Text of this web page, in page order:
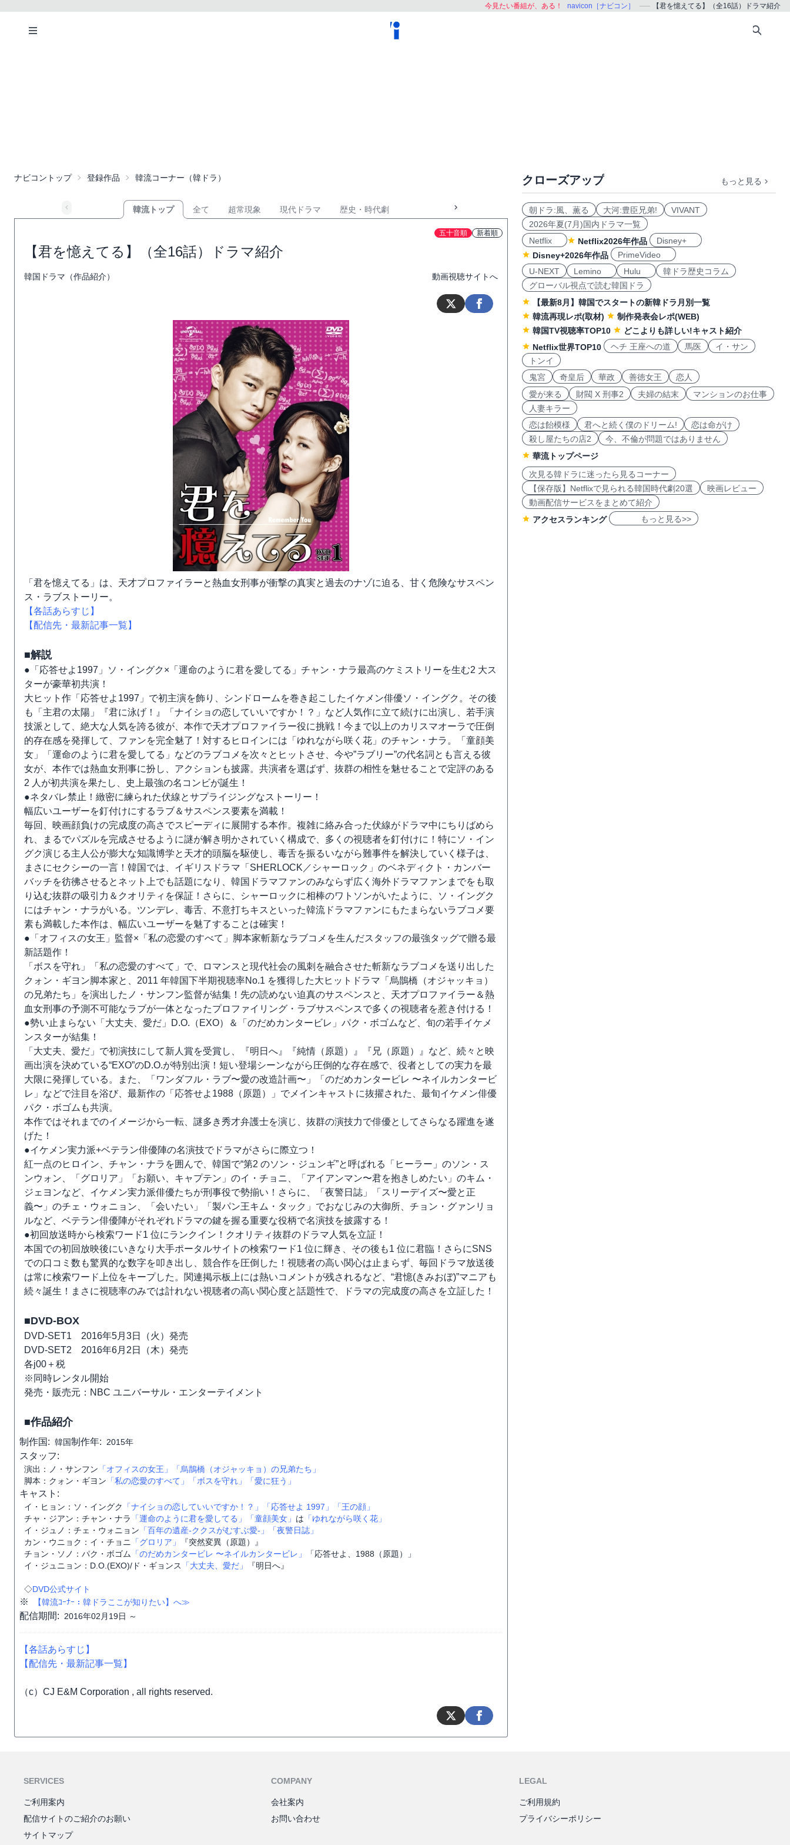
今見たい番組が、ある！ navicon［ナビコン］ 【君を憶えてる】（全16話）ドラマ紹介
ナビコントップ 登録作品 韓流コーナー（韓ドラ）
韓流トップ 全て 超常現象 現代ドラマ 歴史・時代劇
五十音順 新着順
【君を憶えてる】（全16話）ドラマ紹介
韓国ドラマ（作品紹介） 動画視聴サイトへ
「君を憶えてる」は、天才プロファイラーと熱血女刑事が衝撃の真実と過去のナゾに迫る、甘く危険なサスペン
ス・ラブストーリー。
【各話あらすじ】
【配信先・最新記事一覧】
■解説
●「応答せよ1997」ソ・イングク×「運命のように君を愛してる」チャン・ナラ最高のケミストリーを生む2 大ス
ターが豪華初共演！
大ヒット作「応答せよ1997」で初主演を飾り、シンドロームを巻き起こしたイケメン俳優ソ・イングク。その後
も「主君の太陽」『君に泳げ！』「ナイショの恋していいですか！？」など人気作に立て続けに出演し、若手演
技派として、絶大な人気を誇る彼が、本作で天才プロファイラー役に挑戦！今まで以上のカリスマオーラで圧倒
的存在感を発揮して、ファンを完全魅了！対するヒロインには「ゆれながら咲く花」のチャン・ナラ。「童顔美
女」「運命のように君を愛してる」などのラブコメを次々とヒットさせ、今や”ラブリー”の代名詞とも言える彼
女が、本作では熱血女刑事に扮し、アクションも披露。共演者を選ばず、抜群の相性を魅せることで定評のある
2 人が初共演を果たし、史上最強の名コンビが誕生！
●ネタバレ禁止！緻密に練られた伏線とサプライジングなストーリー！
幅広いユーザーを釘付けにするラブ＆サスペンス要素を満載！
毎回、映画顔負けの完成度の高さでスピーディに展開する本作。複雑に絡み合った伏線がドラマ中にちりばめら
れ、まるでパズルを完成させるように謎が解き明かされていく構成で、多くの視聴者を釘付けに！特にソ・イン
グク演じる主人公が膨大な知識博学と天才的頭脳を駆使し、毒舌を振るいながら難事件を解決していく様子は、
まさにセクシーの一言！韓国では、イギリスドラマ「SHERLOCK／シャーロック」のベネディクト・カンバー
バッチを彷彿させるとネット上でも話題になり、韓国ドラマファンのみならず広く海外ドラマファンまでをも取
り込む抜群の吸引力＆クオリティを保証！さらに、シャーロックに相棒のワトソンがいたように、ソ・イングク
にはチャン・ナラがいる。ツンデレ、毒舌、不意打ちキスといった韓流ドラマファンにもたまらないラブコメ要
素も満載した本作は、幅広いユーザーを魅了することは確実！
●「オフィスの女王」監督×「私の恋愛のすべて」脚本家斬新なラブコメを生んだスタッフの最強タッグで贈る最
新話題作！
「ボスを守れ」「私の恋愛のすべて」で、ロマンスと現代社会の風刺を融合させた斬新なラブコメを送り出した
クォン・ギヨン脚本家と、2011 年韓国下半期視聴率No.1 を獲得した大ヒットドラマ「烏鵲橋（オジャッキョ）
の兄弟たち」を演出したノ・サンフン監督が結集！先の読めない迫真のサスペンスと、天才プロファイラー＆熱
血女刑事の予測不可能なラブが一体となったプロファイリング・ラブサスペンスで多くの視聴者を惹き付ける！
●勢い止まらない「大丈夫、愛だ」D.O.（EXO）＆「のだめカンタービレ」パク・ボゴムなど、旬の若手イケメ
ンスターが結集！
「大丈夫、愛だ」で初演技にして新人賞を受賞し、『明日へ』『純情（原題）』『兄（原題）』など、続々と映
画出演を決めている“EXO”のD.O.が特別出演！短い登場シーンながら圧倒的な存在感で、役者としての実力を最
大限に発揮している。また、「ワンダフル・ラブ〜愛の改造計画〜」「のだめカンタービレ 〜ネイルカンタービ
レ」などで注目を浴び、最新作の「応答せよ1988（原題）」でメインキャストに抜擢された、最旬イケメン俳優
パク・ボゴムも共演。
本作ではそれまでのイメージから一転、謎多き秀才弁護士を演じ、抜群の演技力で俳優としてさらなる躍進を遂
げた！
●イケメン実力派+ベテラン俳優陣の名演技でドラマがさらに際立つ！
紅一点のヒロイン、チャン・ナラを囲んで、韓国で“第2 のソン・ジュンギ”と呼ばれる「ヒーラー」のソン・ス
ンウォン、「グロリア」「お願い、キャプテン」のイ・チョニ、「アイアンマン〜君を抱きしめたい」のキム・
ジェヨンなど、イケメン実力派俳優たちが刑事役で勢揃い！さらに、「夜警日誌」「スリーデイズ〜愛と正
義〜」のチェ・ウォニョン、「会いたい」「製パン王キム・タック」でおなじみの大御所、チョン・グァンリョ
ルなど、ベテラン俳優陣がそれぞれドラマの鍵を握る重要な役柄で名演技を披露する！
●初回放送時から検索ワード1 位にランクイン！クオリティ抜群のドラマ人気を立証！
本国での初回放映後にいきなり大手ポータルサイトの検索ワード1 位に輝き、その後も1 位に君臨！さらにSNS
での口コミ数も驚異的な数字を叩き出し、競合作を圧倒した！視聴者の高い関心は止まらず、毎回ドラマ放送後
は常に検索ワード上位をキープした。関連掲示板上には熱いコメントが残されるなど、“君憶(きみおぼ)”マニアも
続々誕生！まさに視聴率のみでは計れない視聴者の高い関心度と話題性で、ドラマの完成度の高さを立証した！
■DVD-BOX
DVD-SET1 2016年5月3日（火）発売
DVD-SET2 2016年6月2日（木）発売
各j00＋税
※同時レンタル開始
発売・販売元：NBC ユニバーサル・エンターテイメント
■作品紹介
制作国: 韓国制作年: 2015年
スタッフ:
演出：ノ・サンフン 「オフィスの女王」
「烏鵲橋（オジャッキョ）の兄弟たち」
脚本：クォン・ギヨン 「私の恋愛のすべて」 「ボスを守れ」 「愛に狂う」
キャスト:
イ・ヒョン：ソ・イングク 「ナイショの恋していいですか！？」 「応答せよ 1997」
「王の顔」
チャ・ジアン：チャン・ナラ
「運命のように君を愛してる」 「童顔美女」 は 「ゆれながら咲く花」
イ・ジュノ：チェ・ウォニョン 「百年の遺産-ククスがむすぶ愛-」
「夜警日誌」
カン・ウニョク：イ・チョニ
「グロリア」
『突然変異（原題）』
チョン・ソノ：パク・ボゴム
「のだめカンタービレ 〜ネイルカンタービレ」
「応答せよ、1988（原題）」
イ・ジュニョン：D.O.(EXO)/ド・ギョンス
「大丈夫、愛だ」 『明日へ』
◇DVD公式サイト
※ 【韓流ｺｰﾅｰ：韓ドラここが知りたい】へ≫
配信期間: 2016年02月19日 ～
【各話あらすじ】
【配信先・最新記事一覧】
（c）CJ E&M Corporation , all rights reserved.
クローズアップ もっと見る
朝ドラ:風、薫る 大河:豊臣兄弟!
VIVANT
2026年夏(7月)国内ドラマ一覧
Netflix
Netflix2026年作品
Disney+
Disney+2026年作品
PrimeVideo
U-NEXT
Lemino Hulu
韓ドラ歴史コラム
グローバル視点で読む韓国ドラ
【最新8月】韓国でスタートの新韓ドラ月別一覧
韓流再現レポ(取材)
制作発表会レポ(WEB)
韓国TV視聴率TOP10
どこよりも詳しい!キャスト紹介
Netflix世界TOP10
ヘチ 王座への道 馬医
イ・サン
トンイ
鬼宮
奇皇后 華政 善徳女王
恋人
愛が来る
財閥 X 刑事2 夫婦の結末
マンションのお仕事
人妻キラー
恋は飴模様
君へと続く僕のドリーム!
恋は命がけ
殺し屋たちの店2
今、不倫が問題ではありません
華流トップページ
次見る韓ドラに迷ったら見るコーナー
【保存版】Netflixで見られる韓国時代劇20選
映画レビュー
動画配信サービスをまとめて紹介
アクセスランキング
もっと見る>>
SERVICES
ご利用案内
配信サイトのご紹介のお願い
サイトマップ
COMPANY
会社案内
お問い合わせ
LEGAL
ご利用規約
プライバシーポリシー